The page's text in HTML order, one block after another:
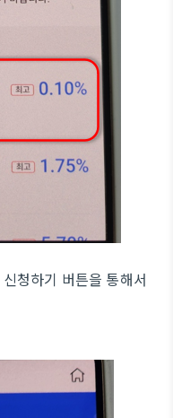
청하기 버튼을 통해서